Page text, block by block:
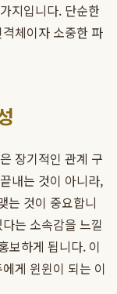
지입니다. 단순한
체이자 소중한 파
장기적인 관계 구
내는 것이 아니라,
는 것이 중요합니
는 소속감을 느낄
보하게 됩니다. 이
게 윈윈이 되는 이